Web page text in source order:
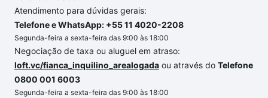
Atendimento para dúvidas gerais:
Telefone e WhatsApp: +55 11 4020-2208
Segunda-feira a sexta-feira das 9:00 às 18:00
Negociação de taxa ou aluguel em atraso:
loft.vc/fianca_inquilino_arealogada ou através do Telefone
0800 001 6003
Segunda-feira a sexta-feira das 9:00 às 18:00